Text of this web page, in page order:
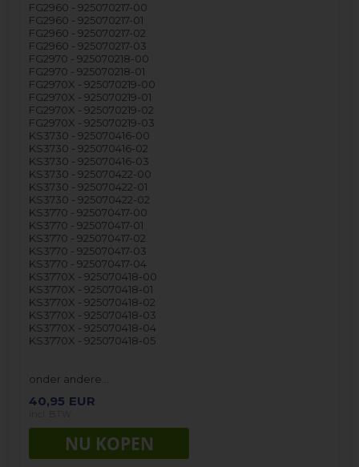
FG2960 - 925070217-00
FG2960 - 925070217-01
FG2960 - 925070217-02
FG2960 - 925070217-03
FG2970 - 925070218-00
FG2970 - 925070218-01
FG2970X - 925070219-00
FG2970X - 925070219-01
FG2970X - 925070219-02
FG2970X - 925070219-03
KS3730 - 925070416-00
KS3730 - 925070416-02
KS3730 - 925070416-03
KS3730 - 925070422-00
KS3730 - 925070422-01
KS3730 - 925070422-02
KS3770 - 925070417-00
KS3770 - 925070417-01
KS3770 - 925070417-02
KS3770 - 925070417-03
KS3770 - 925070417-04
KS3770X - 925070418-00
KS3770X - 925070418-01
KS3770X - 925070418-02
KS3770X - 925070418-03
KS3770X - 925070418-04
KS3770X - 925070418-05
onder andere…
40,95 EUR